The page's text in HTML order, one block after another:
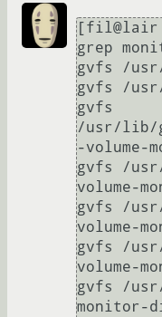
[fil@lair
grep
gvfs /
gvfs /
gvfs
/usr/lib/
-volume-
gvfs /
volume-
gvfs /
volume-
gvfs /
volume-
gvfs /usr/
monitor-